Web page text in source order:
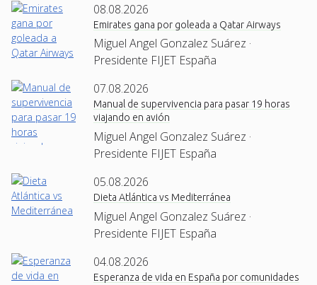
08.08.2026
Emirates gana por goleada a Qatar Airways
Miguel Angel Gonzalez Suárez ·
Presidente FIJET España
07.08.2026
Manual de supervivencia para pasar 19 horas
viajando en avión
Miguel Angel Gonzalez Suárez ·
Presidente FIJET España
05.08.2026
Dieta Atlántica vs Mediterránea
Miguel Angel Gonzalez Suárez ·
Presidente FIJET España
04.08.2026
Esperanza de vida en España por comunidades